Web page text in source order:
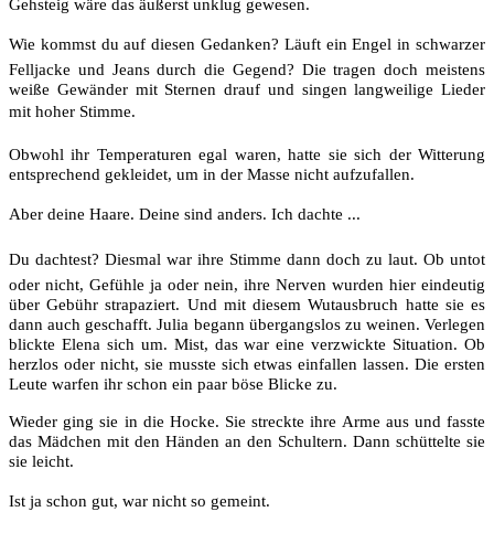
Gehsteig wäre das äußerst unklug gewesen.
Wie kommst du auf diesen Gedanken? Läuft ein Engel in schwarzer
Felljacke und Jeans durch die Gegend? Die tragen doch meistens
weiße Gewänder mit Sternen drauf und singen langweilige Lieder
mit hoher Stimme.
Obwohl ihr Temperaturen egal waren, hatte sie sich der Witterung
entsprechend gekleidet, um in der Masse nicht aufzufallen.
Aber deine Haare. Deine sind anders. Ich dachte ...
Du dachtest? Diesmal war ihre Stimme dann doch zu laut. Ob untot
oder nicht, Gefühle ja oder nein, ihre Nerven wurden hier eindeutig
über Gebühr strapaziert. Und mit diesem Wutausbruch hatte sie es
dann auch geschafft. Julia begann übergangslos zu weinen. Verlegen
blickte Elena sich um. Mist, das war eine verzwickte Situation. Ob
herzlos oder nicht, sie musste sich etwas einfallen lassen. Die ersten
Leute warfen ihr schon ein paar böse Blicke zu.
Wieder ging sie in die Hocke. Sie streckte ihre Arme aus und fasste
das Mädchen mit den Händen an den Schultern. Dann schüttelte sie
sie leicht.
Ist ja schon gut, war nicht so gemeint.